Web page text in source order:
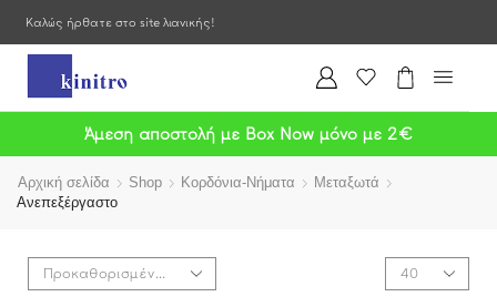
Καλώς ήρθατε στο site λιανικής!
Άμεση αποστολή με Box Now μόνο με 2€
Αρχική σελίδα Shop Κορδόνια-Νήματα
Μεταξωτά
Ανεπεξέργαστο